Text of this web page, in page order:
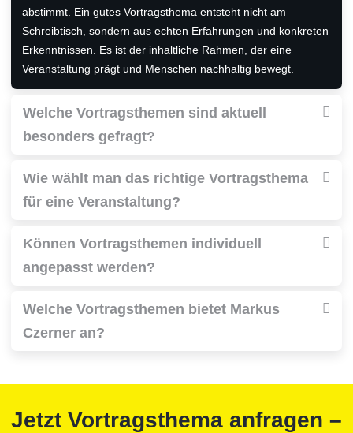
abstimmt. Ein gutes Vortragsthema entsteht nicht am
Schreibtisch, sondern aus echten Erfahrungen und konkreten
Erkenntnissen. Es ist der inhaltliche Rahmen, der eine
Veranstaltung prägt und Menschen nachhaltig bewegt.
Welche Vortragsthemen sind aktuell
besonders gefragt?
Wie wählt man das richtige Vortragsthema
für eine Veranstaltung?
Können Vortragsthemen individuell
angepasst werden?
Welche Vortragsthemen bietet Markus
Czerner an?
Jetzt Vortragsthema anfragen –